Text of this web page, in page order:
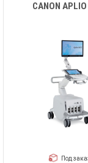
CANON
Под